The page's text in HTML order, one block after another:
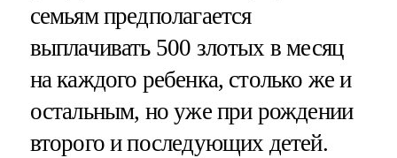
семьям предполагается
выплачивать 500 злотых в месяц
на каждого ребенка, столько же и
остальным, но уже при рождении
второго и последующих детей.